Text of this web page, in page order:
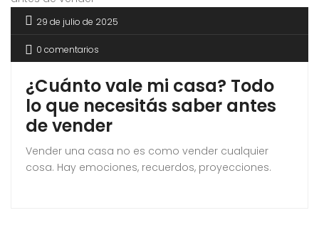
29 de julio de 2025
0 comentarios
¿Cuánto vale mi casa? Todo
lo que necesitás saber antes
de vender
Vender una casa no es como vender cualquier
cosa. Hay emociones, recuerdos, proyecciones.